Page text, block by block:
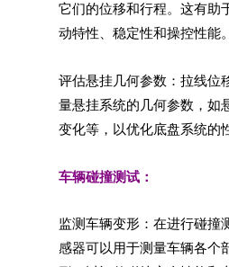
它们的位移和行程。这有助
动特性、稳定性和操控性能。
评估悬挂几何参数：拉线位
量悬挂系统的几何参数，如
变化等，以优化底盘系统的
车辆碰撞测试：
监测车辆变形：在进行碰撞
感器可以用于测量车辆各个